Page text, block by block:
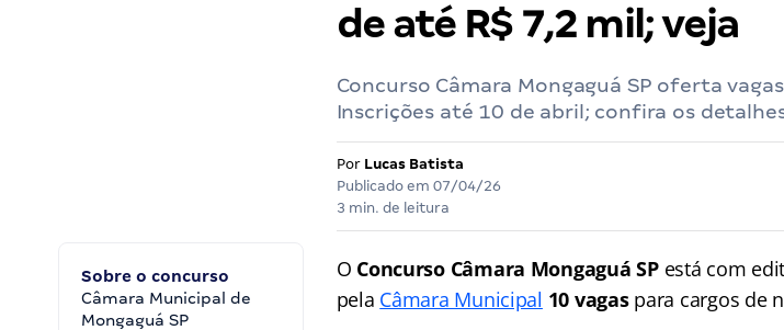
de até R$ 7,2 mil; veja
Concurso Câmara Mongaguá SP oferta
Inscrições até 10 de abril; confira os
Por Lucas Batista
Publicado em 07/04/26
3 min. de leitura
Sobre o concurso
Câmara Municipal de
Mongaguá SP
O Concurso Câmara Mongaguá SPestá com
pela Câmara Municipal 10 vagaspara cargos de